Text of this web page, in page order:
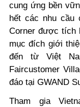
cung ứng bền
hết các nhu cầu
Corner được tích
mục đích giới
đến từ Việt
Faircustomer
đáo tại GWAND
Tham gia